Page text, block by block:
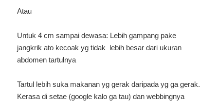
Atau
Untuk 4 cm sampai dewasa: Lebih gampang pake
jangkrik ato kecoak yg tidak lebih besar dari ukuran
abdomen tartulnya
Tartul lebih suka makanan yg gerak daripada yg ga gerak.
Kerasa di setae (google kalo ga tau) dan webbingnya